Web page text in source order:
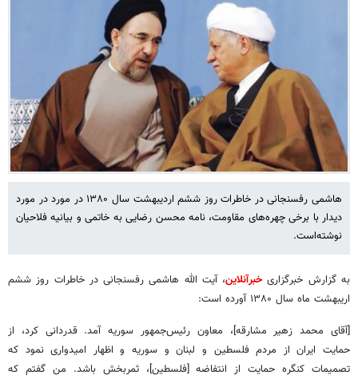
هاشمی رفسنجانی در خاطرات روز ششم اردیبهشت سال ۱۳۸۰ در مورد در مورد
دیدار با برخی چهره‌های مقاومت، نامه محسن رضایی به خاتمی و بیانیه فلاحیان
نوشته‌است.
به گزارش خبرگزاریخبرآنلاین، آیت الله هاشمی رفسنجانی در خاطرات روز ششم
اریبهشت ماه سال ۱۳۸۰ آورده است:
[آقای محمد زهیر مشارقه]، معاون رئیس‌جمهور سوریه آمد. قدردانی کرد، از
حمایت ایران از مردم فلسطین و لبنان و سوریه و اظهار امیدواری نمود که
تصمیمات کنگره حمایت از انتفاضه [فلسطین]، ثمربخش باشد. من گفتم که